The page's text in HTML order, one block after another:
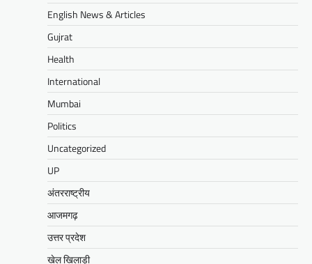
English News & Articles
Gujrat
Health
International
Mumbai
Politics
Uncategorized
UP
अंतरराष्ट्रीय
आजमगढ़
उत्तर प्रदेश
खेल खिलाड़ी